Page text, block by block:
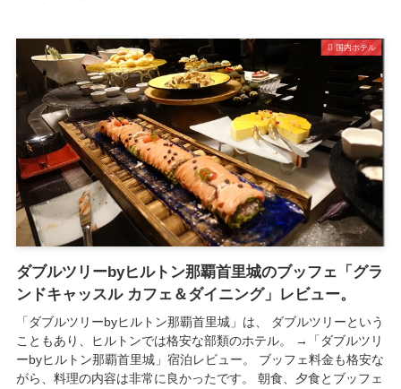
国内ホテル
ダブルツリーbyヒルトン那覇首里城のブッフェ「グラ
ンドキャッスル カフェ＆ダイニング」レビュー。
「ダブルツリーbyヒルトン那覇首里城」は、 ダブルツリーという
こともあり、ヒルトンでは格安な部類のホテル。 →「ダブルツリ
ーbyヒルトン那覇首里城」宿泊レビュー。 ブッフェ料金も格安な
がら、料理の内容は非常に良かったです。 朝食、夕食とブッフェ